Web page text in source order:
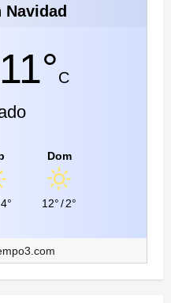
Navidad
11°C
4°
Dom
12°/2°